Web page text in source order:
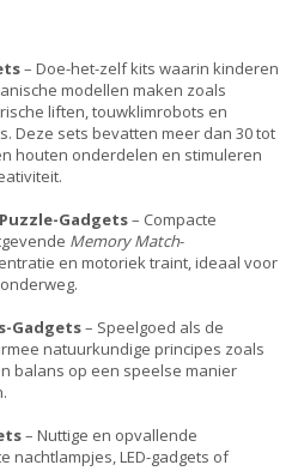
– Doe-het-zelf kits waarin kinderen
modellen maken zoals
liften, touwklimrobots en
Deze sets bevatten meer dan 30 tot
houten onderdelen en stimuleren
Gadgets– Compacte
Memory Match-
en motoriek traint, ideaal voor
Gadgets– Speelgoed als de
natuurkundige principes zoals
balans op een speelse manier
– Nuttige en opvallende
nachtlampjes, LED-gadgets of